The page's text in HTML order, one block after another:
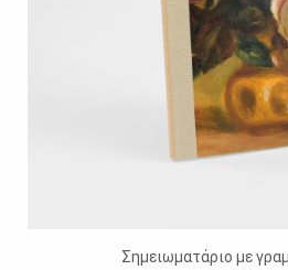
Σημειωματάριο με